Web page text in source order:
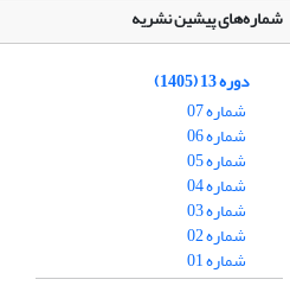
شماره‌های پیشین نشریه
دوره 13 (1405)
شماره 07
شماره 06
شماره 05
شماره 04
شماره 03
شماره 02
شماره 01